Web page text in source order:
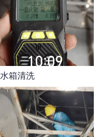
水箱清洗